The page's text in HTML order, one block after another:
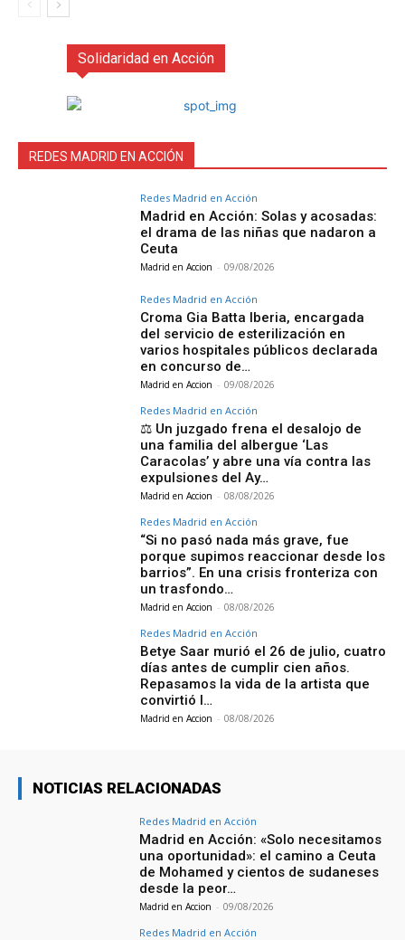
Solidaridad en Acción
REDES MADRID EN ACCIÓN
Redes Madrid en Acción
Madrid en Acción: Solas y acosadas:
el drama de las niñas que nadaron a
Ceuta
Madrid en Accion - 09/08/2026
Redes Madrid en Acción
Croma Gia Batta Iberia, encargada
del servicio de esterilización en
varios hospitales públicos declarada
en concurso de…
Madrid en Accion - 09/08/2026
Redes Madrid en Acción
⚖️ Un juzgado frena el desalojo de
una familia del albergue ‘Las
Caracolas’ y abre una vía contra las
expulsiones del Ay…
Madrid en Accion - 08/08/2026
Redes Madrid en Acción
“Si no pasó nada más grave, fue
porque supimos reaccionar desde los
barrios”. En una crisis fronteriza con
un trasfondo…
Madrid en Accion - 08/08/2026
Redes Madrid en Acción
Betye Saar murió el 26 de julio, cuatro
días antes de cumplir cien años.
Repasamos la vida de la artista que
convirtió l…
Madrid en Accion - 08/08/2026
NOTICIAS RELACIONADAS
Redes Madrid en Acción
Madrid en Acción: «Solo necesitamos
una oportunidad»: el camino a Ceuta
de Mohamed y cientos de sudaneses
desde la peor…
Madrid en Accion - 09/08/2026
Redes Madrid en Acción